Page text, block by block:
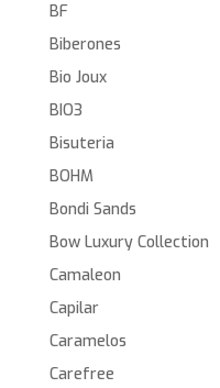
BF
Biberones
Bio Joux
BIO3
Bisuteria
BOHM
Bondi Sands
Bow Luxury Collection
Camaleon
Capilar
Caramelos
Carefree